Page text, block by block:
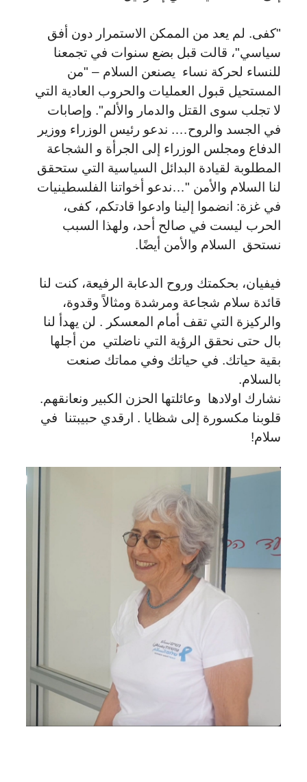
"كفى. لم يعد من الممكن الاستمرار دون أفق
سياسي"، قالت قبل بضع سنوات في تجمعنا
للنساء لحركة نساء يصنعن السلام – "من
المستحيل قبول العمليات والحروب العادية التي
لا تجلب سوى القتل والدمار والألم". وإصابات
في الجسد والروح…. ندعو رئيس الوزراء ووزير
الدفاع ومجلس الوزراء إلى الجرأة و الشجاعة
المطلوبة لقيادة البدائل السياسية التي ستحقق
لنا السلام والأمن "…ندعو أخواتنا الفلسطينيات
في غزة: انضموا إلينا وادعوا قادتكم، كفى،
الحرب ليست في صالح أحد، ولهذا السبب
نستحق السلام والأمن أيضًا.
فيفيان، بحكمتك وروح الدعابة الرفيعة، كنت لنا
قائدة سلام شجاعة ومرشدة ومثالاً وقدوة،
والركيزة التي تقف أمام المعسكر . لن يهدأ لنا
بال حتى نحقق الرؤية التي ناضلتي من أجلها
بقية حياتك. في حياتك وفي مماتك صنعت
بالسلام.
نشارك اولادها وعائلتها الحزن الكبير ونعانقهم.
قلوبنا مكسورة إلى شظايا . ارقدي حبيبتنا في
سلام!